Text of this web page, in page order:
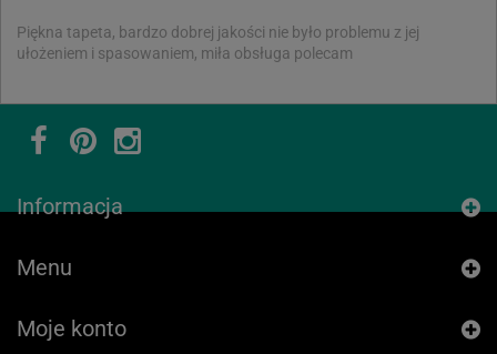
Piękna tapeta, bardzo dobrej jakości nie było problemu z jej
ułożeniem i spasowaniem, miła obsługa polecam
Informacja
Menu
Moje konto